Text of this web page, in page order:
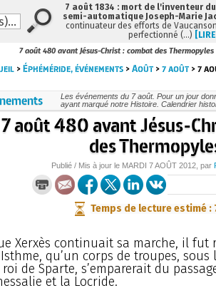
7 août 480 avant Jésus-Christ : combat des Thermopyles
>Éphéméride, événements >Août >7 août > 7
Les événements du 7 août. Pour un jour
ayant marqué notre Histoire. Calendrier
7 août 480 avant Jésus-
des
Publié / Mis à jour le MARDI 7 AOÛT 2012, par
Temps de lecture estimé :
Xerxès continuait sa marche, il fut
qu’un corps de troupes,
de Sparte, s’emparerait du
et la Locride.
7 août 1834 : mort de l'inventeur
semi-automatique Joseph-Marie
continuateur des efforts de
perfectionné (…)